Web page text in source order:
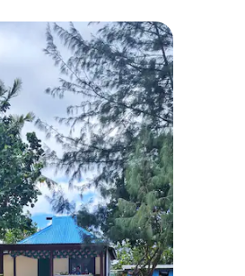
5, 46 commentaires